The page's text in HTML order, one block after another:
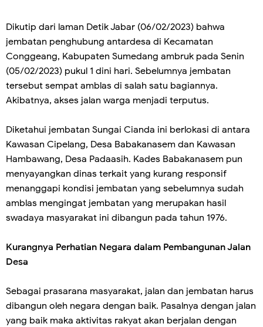
Dikutip dari laman Detik Jabar (06/02/2023) bahwa
jembatan penghubung antardesa di Kecamatan
Conggeang, Kabupaten Sumedang ambruk pada Senin
(05/02/2023) pukul 1 dini hari. Sebelumnya jembatan
tersebut sempat amblas di salah satu bagiannya.
Akibatnya, akses jalan warga menjadi terputus.
Diketahui jembatan Sungai Cianda ini berlokasi di antara
Kawasan Cipelang, Desa Babakanasem dan Kawasan
Hambawang, Desa Padaasih. Kades Babakanasem pun
menyayangkan dinas terkait yang kurang responsif
menanggapi kondisi jembatan yang sebelumnya sudah
amblas mengingat jembatan yang merupakan hasil
swadaya masyarakat ini dibangun pada tahun 1976.
Kurangnya Perhatian Negara dalam Pembangunan Jalan
Desa
Sebagai prasarana masyarakat, jalan dan jembatan harus
dibangun oleh negara dengan baik. Pasalnya dengan jalan
yang baik maka aktivitas rakyat akan berjalan dengan